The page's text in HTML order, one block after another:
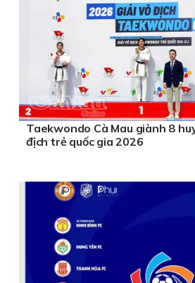
Taekwondo Cà Mau giành 8
địch trẻ quốc gia 2026